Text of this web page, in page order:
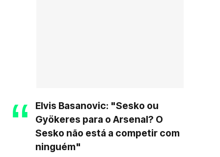
Elvis Basanovic: "Sesko ou
Gyökeres para o Arsenal? O
Sesko não está a competir com
ninguém"